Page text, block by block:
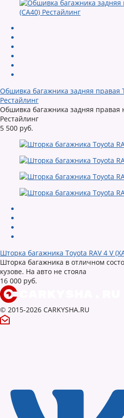
Обшивка багажника задняя правая
Рестайлинг
Обшивка багажника задняя правая
Рестайлинг
5 500 руб.
Шторка багажника Toyota RAV 4 V
Шторка багажника в отличном
кузове. На авто не стояла
16 000 руб.
© 2015-2026 CARKYSHA.RU